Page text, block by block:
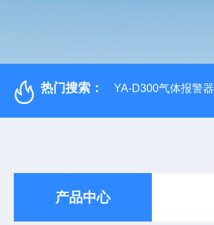
热门搜索： YA-D300气体报警器
产品中心